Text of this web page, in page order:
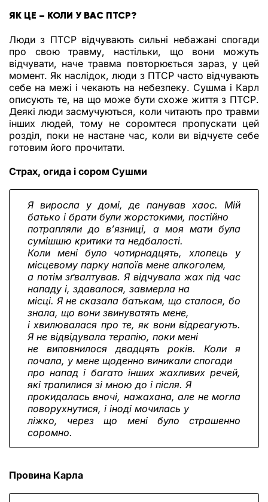
ЯК ЦЕ – КОЛИ У ВАС ПТСР?
Люди з ПТСР відчувають сильні небажані спогади
про свою травму, настільки, що вони можуть
відчувати, наче травма повторюється зараз, у цей
момент. Як наслідок, люди з ПТСР часто відчувають
себе на межі і чекають на небезпеку. Сушма і Карл
описують те, на що може бути схоже життя з ПТСР.
Деякі люди засмучуються, коли читають про травми
інших людей, тому не соромтеся пропускати цей
розділ, поки не настане час, коли ви відчуєте себе
готовим його прочитати.
Страх, огида і сором Сушми
Я виросла у домі, де панував хаос. Мій
батько і брати були жорстокими, постійно
потрапляли до в’язниці, а моя мати була
сумішшю критики та недбалості.
Коли мені було чотирнадцять, хлопець у
місцевому парку напоїв мене алкоголем,
а потім зґвалтував. Я відчувала жах під час
нападу і, здавалося, завмерла на
місці. Я не сказала батькам, що сталося, бо
знала, що вони звинуватять мене,
і хвилювалася про те, як вони відреагують.
Я не відвідувала терапію, поки мені
не виповнилося двадцять років. Коли я
почала, у мене щоденно виникали спогади
про напад і багато інших жахливих речей,
які трапилися зі мною до і після. Я
прокидалась вночі, нажахана, але не могла
поворухнутися, і іноді мочилась у
ліжко, через що мені було страшенно
соромно.
Провина Карла